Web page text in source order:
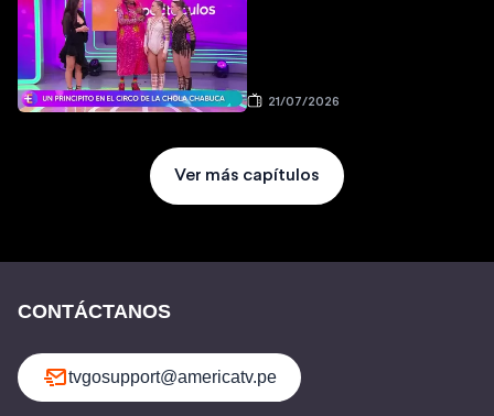
21/07/2026
Ver más capítulos
CONTÁCTANOS
tvgosupport@americatv.pe